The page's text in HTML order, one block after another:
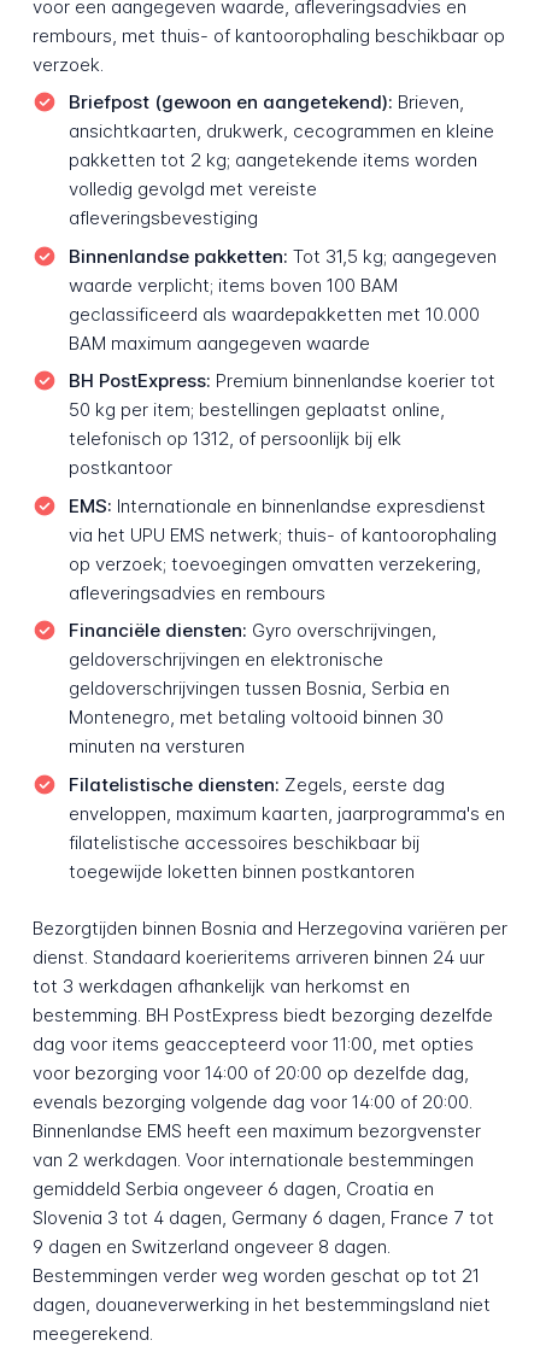
voor een aangegeven waarde, afleveringsadvies en
rembours, met thuis- of kantoorophaling beschikbaar op
verzoek.
Briefpost (gewoon en aangetekend): Brieven,
ansichtkaarten, drukwerk, cecogrammen en kleine
pakketten tot 2 kg; aangetekende items worden
volledig gevolgd met vereiste
afleveringsbevestiging
Binnenlandse pakketten: Tot 31,5 kg; aangegeven
waarde verplicht; items boven 100 BAM
geclassificeerd als waardepakketten met 10.000
BAM maximum aangegeven waarde
BH PostExpress: Premium binnenlandse koerier tot
50 kg per item; bestellingen geplaatst online,
telefonisch op 1312, of persoonlijk bij elk
postkantoor
EMS: Internationale en binnenlandse expresdienst
via het UPU EMS netwerk; thuis- of kantoorophaling
op verzoek; toevoegingen omvatten verzekering,
afleveringsadvies en rembours
Financiële diensten: Gyro overschrijvingen,
geldoverschrijvingen en elektronische
geldoverschrijvingen tussen Bosnia, Serbia en
Montenegro, met betaling voltooid binnen 30
minuten na versturen
Filatelistische diensten: Zegels, eerste dag
enveloppen, maximum kaarten, jaarprogramma's en
filatelistische accessoires beschikbaar bij
toegewijde loketten binnen postkantoren
Bezorgtijden binnen Bosnia and Herzegovina variëren per
dienst. Standaard koerieritems arriveren binnen 24 uur
tot 3 werkdagen afhankelijk van herkomst en
bestemming. BH PostExpress biedt bezorging dezelfde
dag voor items geaccepteerd voor 11:00, met opties
voor bezorging voor 14:00 of 20:00 op dezelfde dag,
evenals bezorging volgende dag voor 14:00 of 20:00.
Binnenlandse EMS heeft een maximum bezorgvenster
van 2 werkdagen. Voor internationale bestemmingen
gemiddeld Serbia ongeveer 6 dagen, Croatia en
Slovenia 3 tot 4 dagen, Germany 6 dagen, France 7 tot
9 dagen en Switzerland ongeveer 8 dagen.
Bestemmingen verder weg worden geschat op tot 21
dagen, douaneverwerking in het bestemmingsland niet
meegerekend.